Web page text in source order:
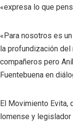
«expresa lo que
«Para nosotros es
la profundización
compañeros pero
Fuentebuena en
El Movimiento Evita,
lomense y legislador